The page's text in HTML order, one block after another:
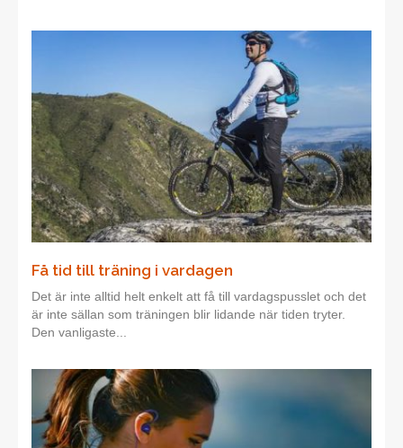
Få tid till träning i vardagen
Det är inte alltid helt enkelt att få till vardagspusslet och det
är inte sällan som träningen blir lidande när tiden tryter.
Den vanligaste...